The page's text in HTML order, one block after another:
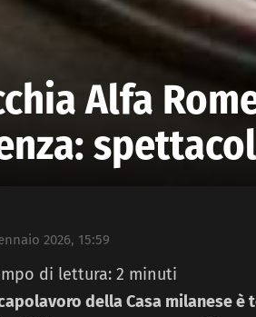
Alfa
2026, 15:59
di lettura: 2 minuti
della Casa milanese è